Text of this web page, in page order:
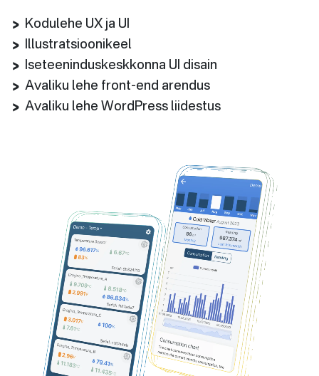
Kodulehe UX ja UI
Illustratsioonikeel
Iseteeninduskeskkonna UI disain
Avaliku lehe front-end arendus
Avaliku lehe WordPress liidestus